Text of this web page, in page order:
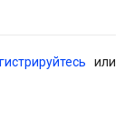
или